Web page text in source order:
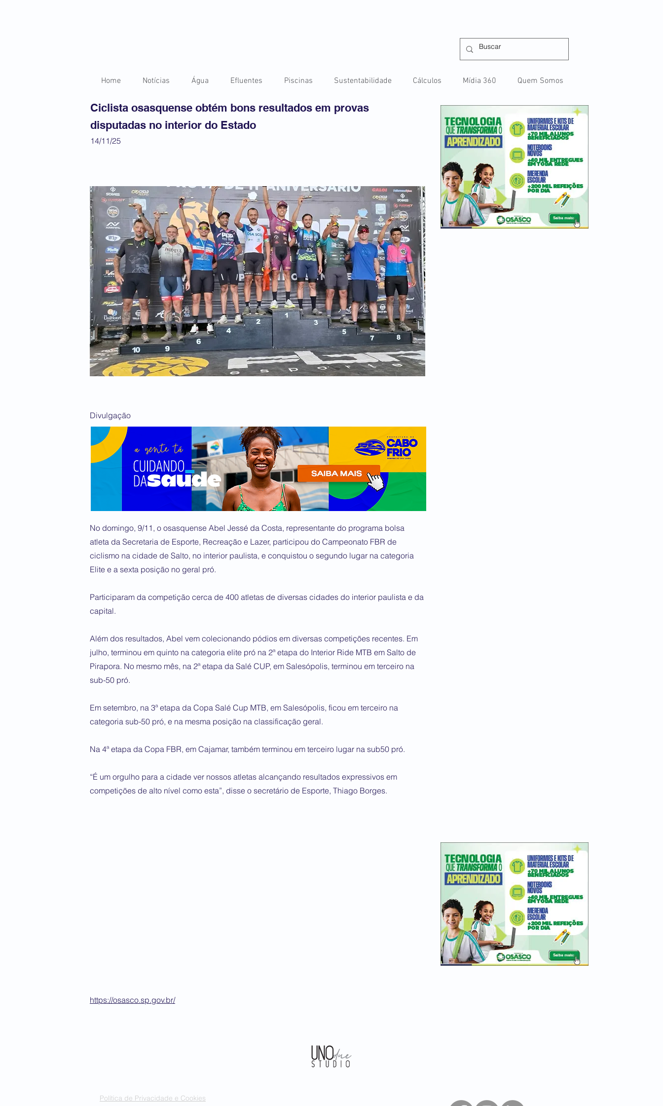
Home Notícias Água Efluentes Piscinas Sustentabilidade Cálculos Mídia 360 Quem Somos
Ciclista osasquense obtém bons resultados em provas
disputadas no interior do Estado
14/11/25
Divulgação
No domingo, 9/11, o osasquense Abel Jessé da Costa, representante do programa bolsa
atleta da Secretaria de Esporte, Recreação e Lazer, participou do Campeonato FBR de
ciclismo na cidade de Salto, no interior paulista, e conquistou o segundo lugar na categoria
Elite e a sexta posição no geral pró.
Participaram da competição cerca de 400 atletas de diversas cidades do interior paulista e da
capital.
Além dos resultados, Abel vem colecionando pódios em diversas competições recentes. Em
julho, terminou em quinto na categoria elite pró na 2ª etapa do Interior Ride MTB em Salto de
Pirapora. No mesmo mês, na 2ª etapa da Salé CUP, em Salesópolis, terminou em terceiro na
sub-50 pró.
Em setembro, na 3ª etapa da Copa Salé Cup MTB, em Salesópolis, ficou em terceiro na
categoria sub-50 pró, e na mesma posição na classificação geral.
Na 4ª etapa da Copa FBR, em Cajamar, também terminou em terceiro lugar na sub50 pró.
“É um orgulho para a cidade ver nossos atletas alcançando resultados expressivos em
competições de alto nível como esta”, disse o secretário de Esporte, Thiago Borges.
https://osasco.sp.gov.br/
Política de Privacidade e Cookies